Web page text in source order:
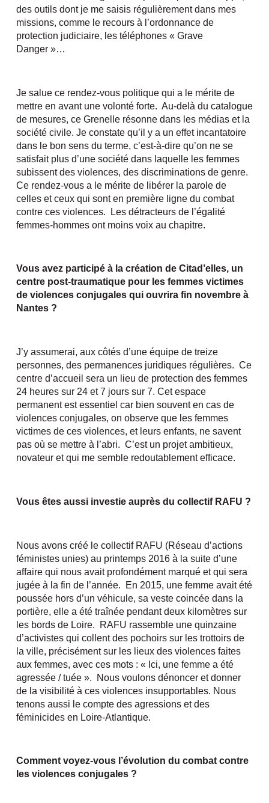
des outils dont je me saisis régulièrement dans mes
missions, comme le recours à l’ordonnance de
protection judiciaire, les téléphones « Grave
Danger »…
Je salue ce rendez-vous politique qui a le mérite de
mettre en avant une volonté forte. Au-delà du catalogue
de mesures, ce Grenelle résonne dans les médias et la
société civile. Je constate qu’il y a un effet incantatoire
dans le bon sens du terme, c’est-à-dire qu’on ne se
satisfait plus d’une société dans laquelle les femmes
subissent des violences, des discriminations de genre.
Ce rendez-vous a le mérite de libérer la parole de
celles et ceux qui sont en première ligne du combat
contre ces violences. Les détracteurs de l’égalité
femmes-hommes ont moins voix au chapitre.
Vous avez participé à la création de Citad’elles, un
centre post-traumatique pour les femmes victimes
de violences conjugales qui ouvrira fin novembre à
Nantes ?
J’y assumerai, aux côtés d’une équipe de treize
personnes, des permanences juridiques régulières. Ce
centre d’accueil sera un lieu de protection des femmes
24 heures sur 24 et 7 jours sur 7. Cet espace
permanent est essentiel car bien souvent en cas de
violences conjugales, on observe que les femmes
victimes de ces violences, et leurs enfants, ne savent
pas où se mettre à l’abri. C’est un projet ambitieux,
novateur et qui me semble redoutablement efficace.
Vous êtes aussi investie auprès du collectif RAFU ?
Nous avons créé le collectif RAFU (Réseau d’actions
féministes unies) au printemps 2016 à la suite d’une
affaire qui nous avait profondément marqué et qui sera
jugée à la fin de l’année. En 2015, une femme avait été
poussée hors d’un véhicule, sa veste coincée dans la
portière, elle a été traînée pendant deux kilomètres sur
les bords de Loire. RAFU rassemble une quinzaine
d’activistes qui collent des pochoirs sur les trottoirs de
la ville, précisément sur les lieux des violences faites
aux femmes, avec ces mots : « Ici, une femme a été
agressée / tuée ». Nous voulons dénoncer et donner
de la visibilité à ces violences insupportables. Nous
tenons aussi le compte des agressions et des
féminicides en Loire-Atlantique.
Comment voyez-vous l’évolution du combat contre
les violences conjugales ?